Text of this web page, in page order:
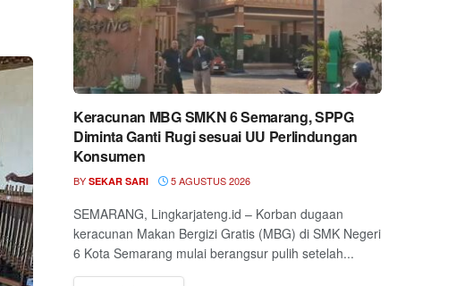
Keracunan MBG SMKN 6 Semarang, SPPG
Diminta Ganti Rugi sesuai UU Perlindungan
Konsumen
BY SEKAR SARI 5 AGUSTUS 2026
SEMARANG, Lingkarjateng.id – Korban dugaan
keracunan Makan Bergizi Gratis (MBG) di SMK Negeri
6 Kota Semarang mulai berangsur pulih setelah...